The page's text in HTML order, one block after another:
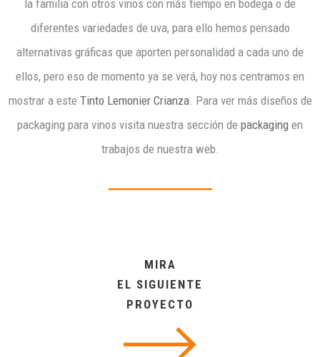
la familia con otros vinos con más tiempo en bodega o de
diferentes variedades de uva, para ello hemos pensado
alternativas gráficas que aporten personalidad a cada uno de
ellos, pero eso de momento ya se verá, hoy nos centramos en
mostrar a este Tinto Lemonier Crianza. Para ver más diseños de
packaging para vinos visita nuestra sección de packaging en
trabajos de nuestra web.
MIRA
EL SIGUIENTE
PROYECTO